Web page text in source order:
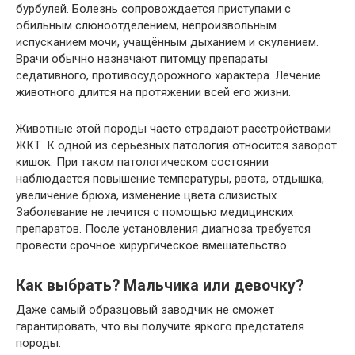
бурбулей. Болезнь сопровождается приступами с
обильным слюноотделением, непроизвольным
испусканием мочи, учащённым дыханием и скулением.
Врачи обычно назначают питомцу препараты
седативного, противосудорожного характера. Лечение
животного длится на протяжении всей его жизни.
Животные этой породы часто страдают расстройствами
ЖКТ. К одной из серьёзных патология относится заворот
кишок. При таком патологическом состоянии
наблюдается повышение температуры, рвота, отдышка,
увеличение брюха, изменение цвета слизистых.
Заболевание не лечится с помощью медицинских
препаратов. После установления диагноза требуется
провести срочное хирургическое вмешательство.
Как выбрать? Мальчика или девочку?
Даже самый образцовый заводчик не сможет
гарантировать, что вы получите яркого предстателя
породы.